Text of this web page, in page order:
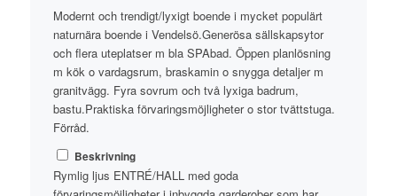
Modernt och trendigt/lyxigt boende i mycket populärt
naturnära boende i Vendelsö.Generösa sällskapsytor
och flera uteplatser m bla SPAbad. Öppen planlösning
m kök o vardagsrum, braskamin o snygga detaljer m
granitvägg. Fyra sovrum och två lyxiga badrum,
bastu.Praktiska förvaringsmöjligheter o stor tvättstuga.
Förråd.
Beskrivning
Rymlig ljus ENTRÉ/HALL med goda